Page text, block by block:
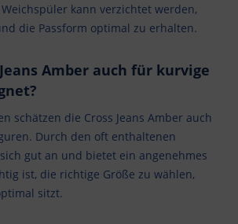
kann verzichtet werden,
die Passform optimal zu erhalten.
Amber auch für kurvige
schätzen die Cross Jeans Amber auch
Durch den oft enthaltenen
gut an und bietet ein angenehmes
ist, die richtige Größe zu wählen,
sitzt.